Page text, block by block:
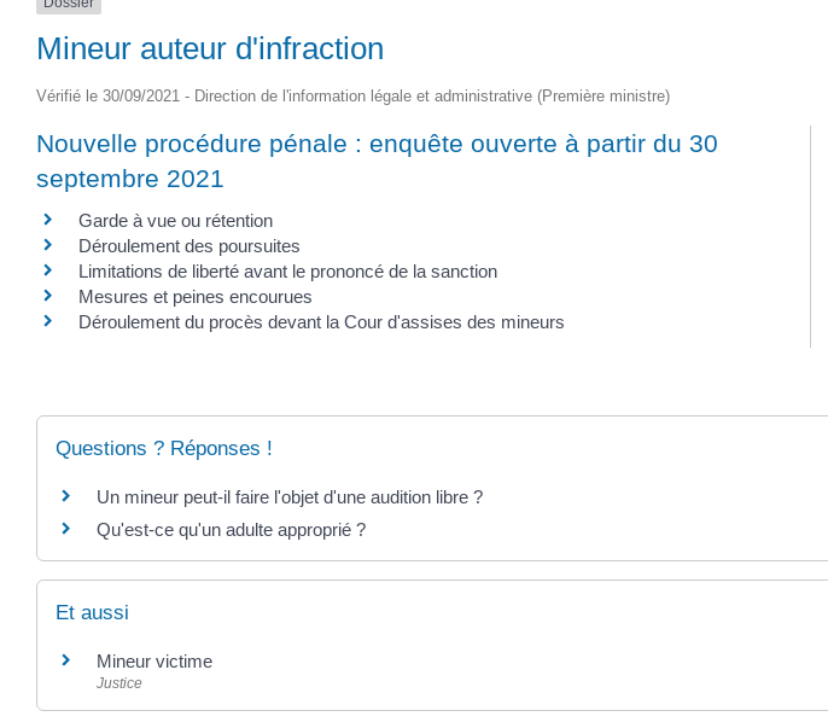
Mineur auteur d'infraction
Vérifié le 30/09/2021 - Direction de l'information légale et administrative (Première ministre)
Nouvelle procédure pénale : enquête ouverte à partir du 30
septembre 2021
Garde à vue ou rétention
Déroulement des poursuites
Limitations de liberté avant le prononcé de la sanction
Mesures et peines encourues
Déroulement du procès devant la Cour d'assises des mineurs
Questions ? Réponses !
Un mineur peut-il faire l'objet d'une audition libre ?
Qu'est-ce qu'un adulte approprié ?
Et aussi
Mineur victime
Justice